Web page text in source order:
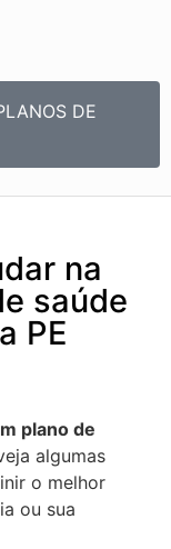
DE
na
saúde
PE
plano de
algumas
o melhor
ou sua